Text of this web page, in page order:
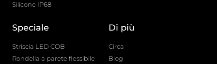
Silicone IP68
Speciale
Striscia LED COB
Rondella a parete flessibile
Di più
Circa
Blog